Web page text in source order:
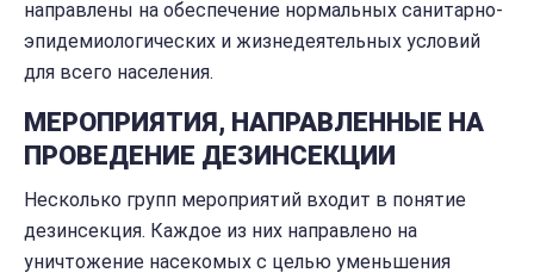
направлены на обеспечение нормальных санитарно-
эпидемиологических и жизнедеятельных условий
для всего населения.
МЕРОПРИЯТИЯ, НАПРАВЛЕННЫЕ НА
ПРОВЕДЕНИЕ ДЕЗИНСЕКЦИИ
Несколько групп мероприятий входит в понятие
дезинсекция. Каждое из них направлено на
уничтожение насекомых с целью уменьшения